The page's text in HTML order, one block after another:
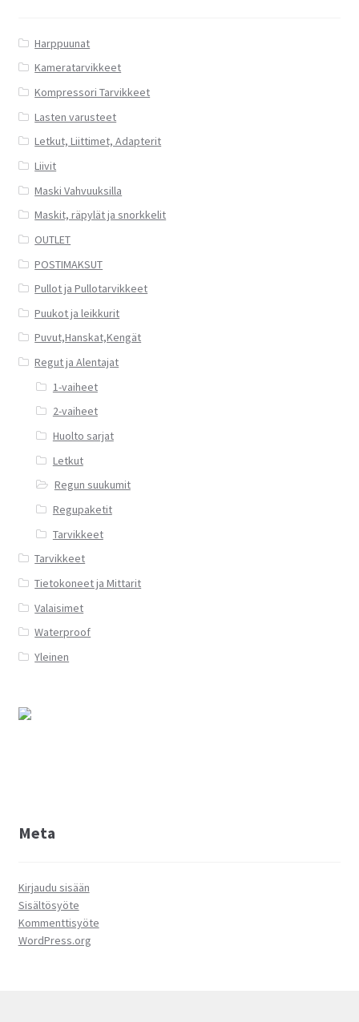
Harppuunat
Kameratarvikkeet
Kompressori Tarvikkeet
Lasten varusteet
Letkut, Liittimet, Adapterit
Liivit
Maski Vahvuuksilla
Maskit, räpylät ja snorkkelit
OUTLET
POSTIMAKSUT
Pullot ja Pullotarvikkeet
Puukot ja leikkurit
Puvut,Hanskat,Kengät
Regut ja Alentajat
1-vaiheet
2-vaiheet
Huolto sarjat
Letkut
Regun suukumit
Regupaketit
Tarvikkeet
Tarvikkeet
Tietokoneet ja Mittarit
Valaisimet
Waterproof
Yleinen
Meta
Kirjaudu sisään
Sisältösyöte
Kommenttisyöte
WordPress.org